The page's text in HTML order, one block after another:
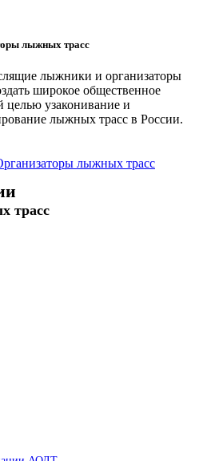
лыжных трасс
лыжники и организаторы
широкое общественное
целью узаконивание и
лыжных трасс в России.
трасс